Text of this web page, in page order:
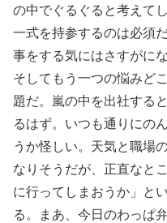
の中でぐるぐると考えて
一式を持参するのは必須
事をする気にはさすがにな
そしてもう一つの悩みど
題だ。嵐の中を出社する
るはず。いつも通りにの
うか怪しい。天気と職場
なりそうだが、正直なと
に行ってしまおうか」と
る。まあ、今日のわっぱ